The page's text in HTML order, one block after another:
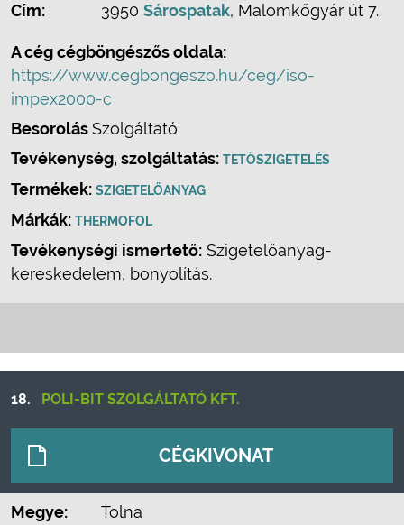
Cím:
3950 Sárospatak, Malomkőgyár út 7.
A cég cégböngészős oldala:
https://www.cegbongeszo.hu/ceg/iso-
impex2000-c
BesorolásSzolgáltató
Tevékenység, szolgáltatás: TETŐSZIGETELÉS
Termékek: SZIGETELŐANYAG
Márkák: THERMOFOL
Tevékenységi ismertető: Szigetelőanyag-
kereskedelem, bonyolítás.
18. POLI-BIT SZOLGÁLTATÓ KFT.
CÉGKIVONAT
Megye:
Tolna